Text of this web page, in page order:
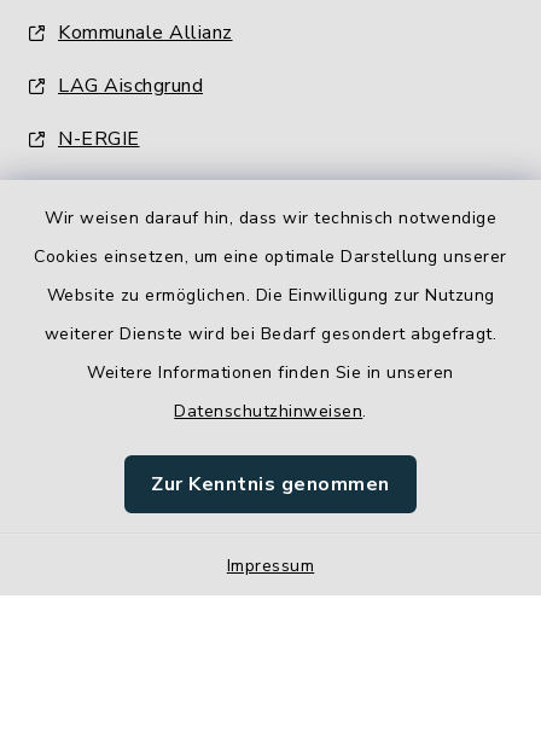
Wir weisen darauf hin, dass wir technisch notwendige
Cookies einsetzen, um eine optimale Darstellung unserer
Website zu ermöglichen. Die Einwilligung zur Nutzung
weiterer Dienste wird bei Bedarf gesondert abgefragt.
Weitere Informationen finden Sie in unseren
Datenschutzhinweisen.
Zur Kenntnis genommen
Impressum
Kommunale Allianz
LAG Aischgrund
N-ERGIE
Barrierefreiheit
Impressum
Sitemap